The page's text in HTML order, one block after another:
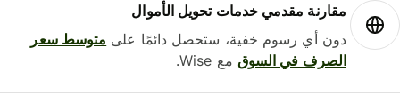
مقارنة مقدمي خدمات تحويل الأموال
دون أي رسوم خفية، ستحصل دائمًا علىمتوسط ​​سعر
الصرف في السوقمع Wise.